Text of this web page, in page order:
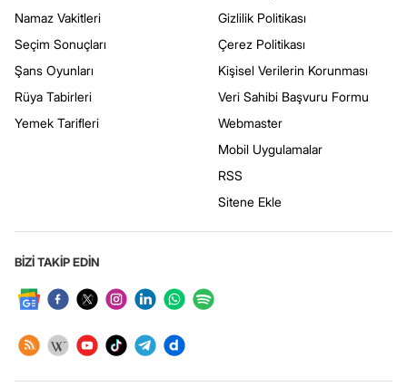
Namaz Vakitleri
Seçim Sonuçları
Şans Oyunları
Rüya Tabirleri
Yemek Tarifleri
Gizlilik Politikası
Çerez Politikası
Kişisel Verilerin Korunması
Veri Sahibi Başvuru Formu
Webmaster
Mobil Uygulamalar
RSS
Sitene Ekle
BİZİ TAKİP EDİN